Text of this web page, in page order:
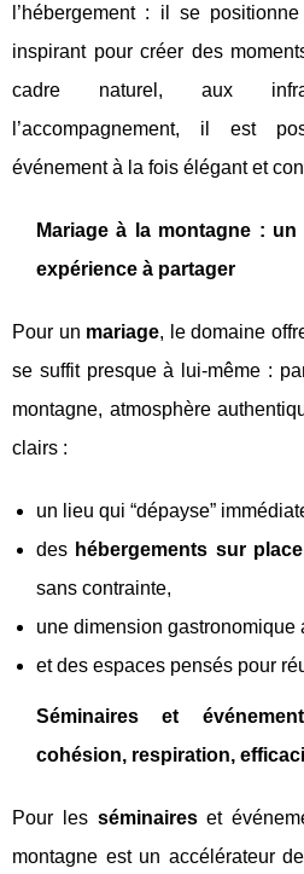
l’hébergement : il se
inspirant pour créer des
cadre naturel, aux
l’accompagnement, il est
événement à la fois élégant et
Mariage à la montagne :
expérience à partager
Pour un mariage, le domaine
se suffit presque à lui-même :
montagne, atmosphère
clairs :
un lieu qui “dépayse”
des hébergements sur place
sans contrainte,
une dimension gastronomique
et des espaces pensés pour
Séminaires et
cohésion, respiration,
Pour les séminaireset
montagne est un accélérateur